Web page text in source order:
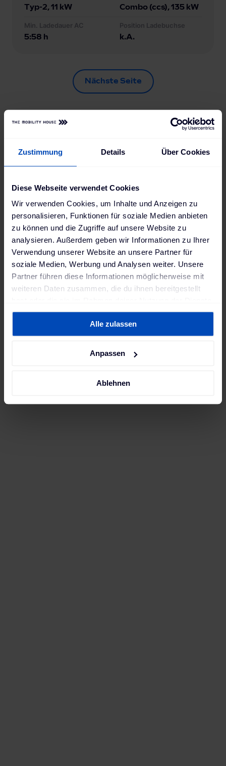
Zustimmung Details Über Cookies
Diese Webseite verwendet Cookies
Wir verwenden Cookies, um Inhalte und Anzeigen zu
personalisieren, Funktionen für soziale Medien anbieten
zu können und die Zugriffe auf unsere Website zu
analysieren. Außerdem geben wir Informationen zu Ihrer
Verwendung unserer Website an unsere Partner für
soziale Medien, Werbung und Analysen weiter. Unsere
Partner führen diese Informationen möglicherweise mit
weiteren Daten zusammen, die du ihnen bereitgestellt
gesammelt haben. Weitere Informationen findest du in
Datenschutzerklärungund unserem
Impressum.
Alle zulassen
Anpassen
Ablehnen
Typ-2, 11 kW Combo (ccs), 135 kW
Min. Ladedauer AC
5:58 h
Position Ladebuchse
k.A.
Nächste Seite
Wie lädst du dein
Škoda E-Auto am
besten?
Die passende Ladestation für Škoda E-Autos
finden:Mit unseren Ladestationen ist dein
Elektroauto von Škoda schnell wieder voll und du
bleibst gewohnt flexibel. Wähle dein Škoda-Modell
Ladestationen